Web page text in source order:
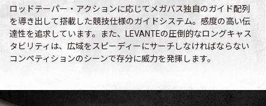
ロッドテーパー・アクションに応じてメガバス独自のガイド配列
を導き出して搭載した競技仕様のガイドシステム。感度の高い伝
達性を追求しています。また、LEVANTEの圧倒的なロングキャス
タビリティは、広域をスピーディーにサーチしなければならない
コンペティションのシーンで存分に威力を発揮します。